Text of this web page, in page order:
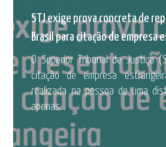
STJ exige prova concreta de
Brasil para citação de empresa
O Superior Tribunal de Justiça
citação de empresa
realizada na pessoa de uma
apenas...